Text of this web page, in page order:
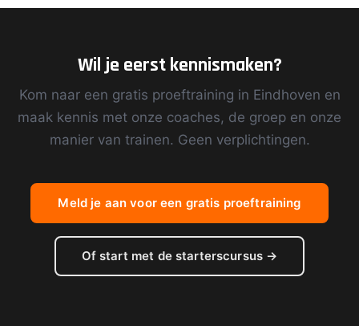
Wil je eerst kennismaken?
Kom naar een gratis proeftraining in Eindhoven en
maak kennis met onze coaches, de groep en onze
manier van trainen. Geen verplichtingen.
Meld je aan voor een gratis proeftraining
Of start met de starterscursus →